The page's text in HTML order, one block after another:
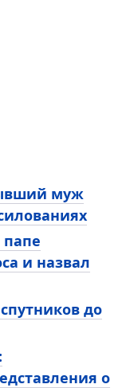
муж
и назвал
до
о